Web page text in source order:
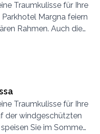
Traumkulisse für Ihre
Margna feiern
Rahmen. Auch die
Feiern zur
Traumkulisse für Ihre
der windgeschützten
Sie im Sommer